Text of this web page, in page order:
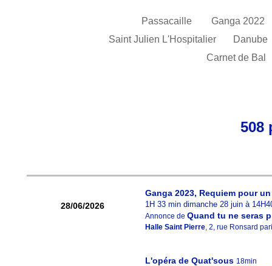
Passacaille
Ganga 2022
Saint Julien L'Hospitalier
Danube
Carnet de Bal
508
Ganga 2023, Requiem pour
1H 33 min dimanche 28 juin à
Annonce de Quand tu ne seras
Halle Saint Pierre, 2, rue Ronsard
L'opéra de Quat'sous 18min
28/06/2026